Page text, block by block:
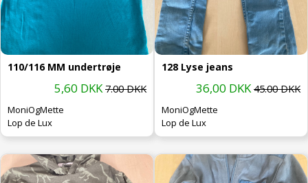
110/116 MM undertrøje
5,60 DKK7.00 DKK
MoniOgMette
Lop de Lux
128 Lyse jeans
36,00 DKK45.00 DKK
MoniOgMette
Lop de Lux